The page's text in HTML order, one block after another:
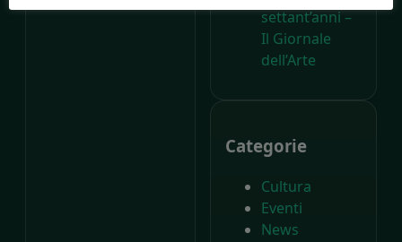
settant’anni –
Il Giornale
dell’Arte
Categorie
Cultura
Eventi
News